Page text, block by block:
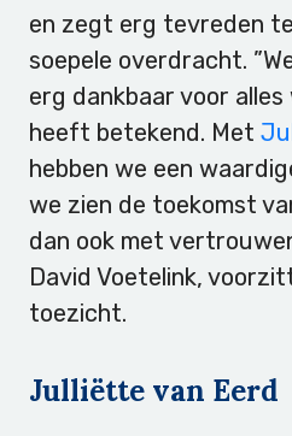
en zegt erg tevreden
soepele overdracht.
erg dankbaar voor
heeft betekend. Met
hebben we een
we zien de toekomst
dan ook met
David Voetelink,
toezicht.
Julliëtte van Eerd